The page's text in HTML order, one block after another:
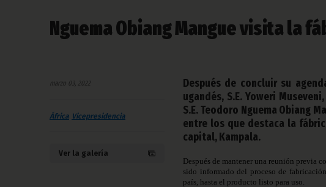
Nguema Obiang Mangue visita la
marzo 03, 2022
África Vicepresidencia
Ver la galería
Después de concluir su
ugandés, S.E. Yoweri
S.E. Teodoro Nguema Obiang
entre los que destaca la
capital, Kampala.
Después de mantener una reunión previa
sido informado del proceso de
país, hasta el producto listo para uso.